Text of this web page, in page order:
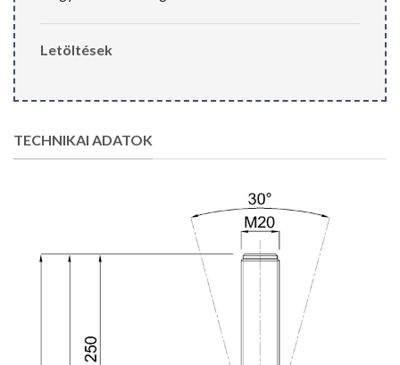
Letöltések
TECHNIKAI ADATOK